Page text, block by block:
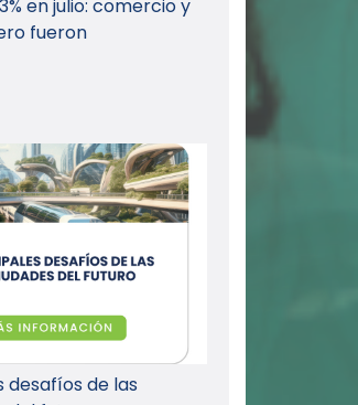
en julio: comercio y
fueron
desafíos de las